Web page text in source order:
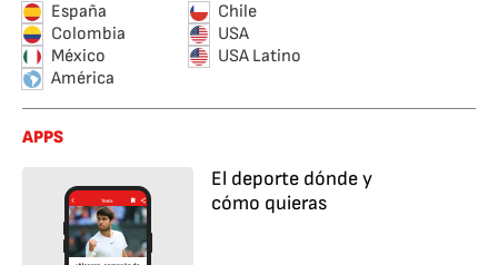
España
Chile
Colombia
USA
México
USA Latino
América
APPS
El deporte dónde y
cómo quieras